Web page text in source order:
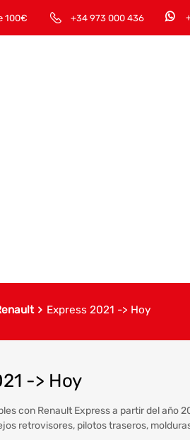
100€ +34 973 000 436
Express 2021 -> Hoy
-> Hoy
con Renault Express a partir del año
retrovisores, pilotos traseros,